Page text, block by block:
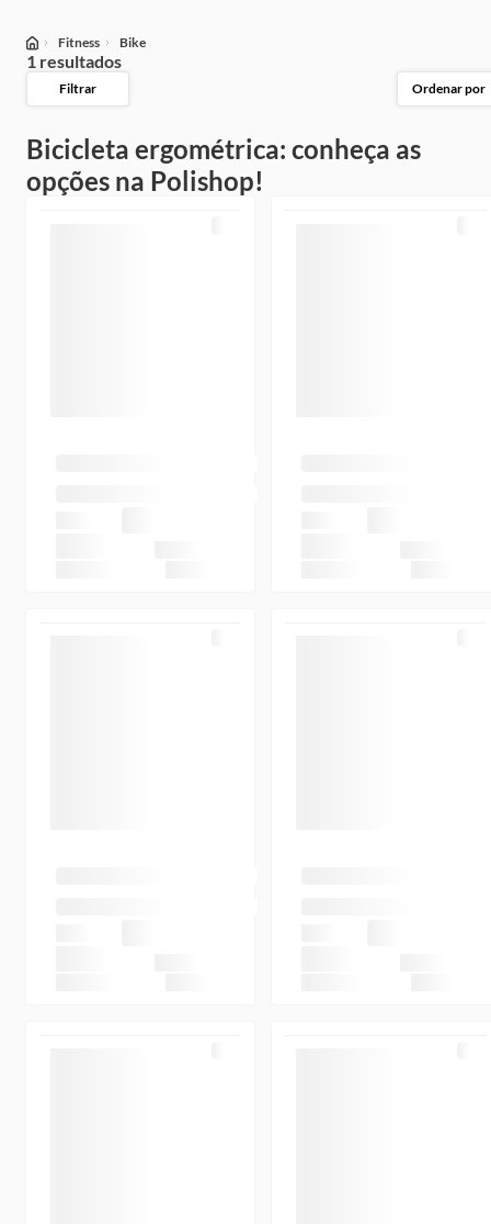
Fitness Bike
1 resultados
Filtrar Ordenar por
Bicicleta ergométrica: conheça as
opções na Polishop!